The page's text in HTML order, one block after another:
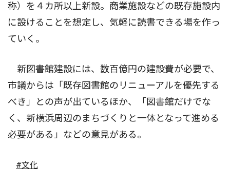
称）を４カ所以上新設。商業施設などの既存施設内
に設けることを想定し、気軽に読書できる場を作っ
ていく。
新図書館建設には、数百億円の建設費が必要で、
市議からは「既存図書館のリニューアルを優先する
べき」との声が出ているほか、「図書館だけでな
く、新横浜周辺のまちづくりと一体となって進める
必要がある」などの意見がある。
#文化